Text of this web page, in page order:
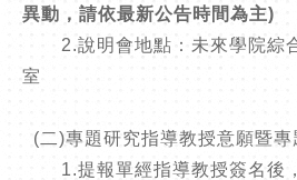
異動，請依最新公告時間為主)
2.說明會地點：未來學院綜
室
(二)專題研究指導教授意願暨專
1.提報單經指導教授簽名後